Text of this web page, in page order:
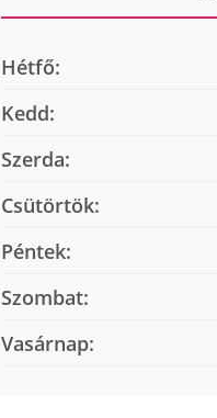
Hétfő:
Kedd:
Szerda:
Csütörtök:
Péntek:
Szombat:
Vasárnap: